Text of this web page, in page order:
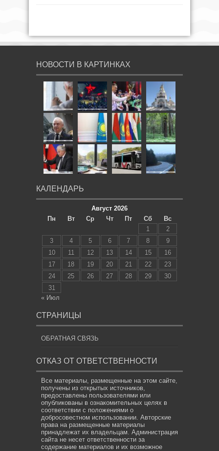
НОВОСТИ В КАРТИНКАХ
КАЛЕНДАРЬ
Август 2026
Пн
Вт Ср Чт Пт Сб
Вс
1
2
3
4 5 6 7 8
9
10
11 12 13 14 15
16
17
18 19 20 21 22
23
24
25 26 27 28 29
30
31
« Июл
СТРАНИЦЫ
ОБРАТНАЯ СВЯЗЬ
ОТКАЗ ОТ ОТВЕТСТВЕННОСТИ
Все материалы, размещенные на этом сайте,
получены из открытых источников,
предоставлены пользователями или
опубликованы в ознакомительных целях в
соответствии с положениями о
добросовестном использовании. Авторские
права на размещенные материалы
принадлежат их владельцам. Администрация
сайта не несет ответственности за
содержание материалов и их возможное